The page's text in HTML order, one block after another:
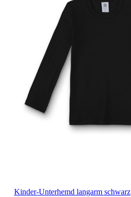
Kinder-Unterhemd langarm schwarz